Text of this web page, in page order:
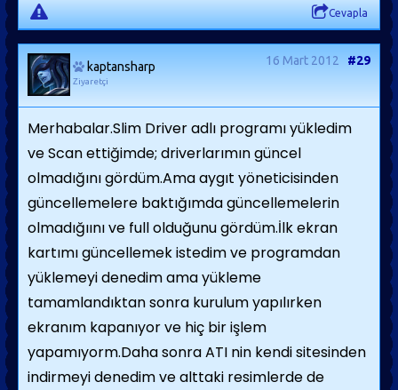
Cevapla
kaptansharp
Ziyaretçi
16 Mart 2012 #29
Merhabalar.Slim Driver adlı programı yükledim
ve Scan ettiğimde; driverlarımın güncel
olmadığını gördüm.Ama aygıt yöneticisinden
güncellemelere baktığımda güncellemelerin
olmadığıını ve full olduğunu gördüm.İlk ekran
kartımı güncellemek istedim ve programdan
yüklemeyi denedim ama yükleme
tamamlandıktan sonra kurulum yapılırken
ekranım kapanıyor ve hiç bir işlem
yapamıyorm.Daha sonra ATI nin kendi sitesinden
indirmeyi denedim ve alttaki resimlerde de